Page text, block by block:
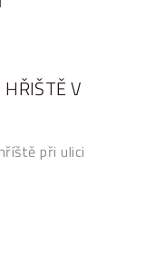
V
při ulici